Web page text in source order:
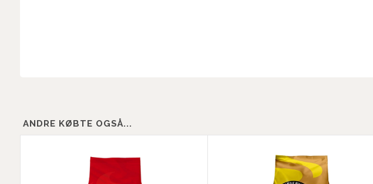
ANDRE KØBTE OGSÅ...